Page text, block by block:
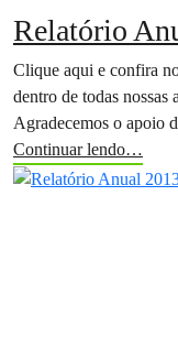
Relatório
Clique aqui e confira
dentro de todas nossas
Agradecemos o apoio
Continuar lendo…